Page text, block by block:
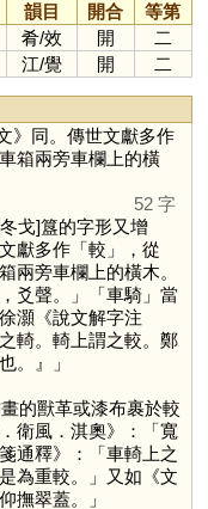
韻目 開合
等第
肴/效 開
二
江/覺 開 二
》同。傳世文獻多作
箱兩旁車欄上的橫
52 字
戈]簋的字形又增
獻多作「較 」，從
兩旁車欄上的橫木。
爻聲。」「車騎」當
灝《說文解字注
輢。輢上謂之較。鄭
。』」
的獸革或漆布裹於較
衛風．淇奧》：「寬
通釋》：「車輢上之
為重較。」又如《文
撫翠蓋。」